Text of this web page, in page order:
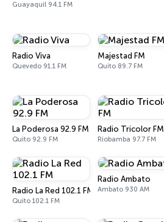
Guayaquil 94.1 FM
Radio Viva
Quevedo 91.1 FM
Majestad FM
Quito 89.7 FM
La Poderosa 92.9 FM
Quito 92.9 FM
Radio Tricolor FM
Riobamba 97.7 FM
Radio La Red 102.1 FM
Quito 102.1 FM
Radio Ambato
Ambato 930 AM